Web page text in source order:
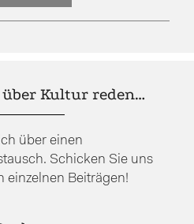
über Kultur reden…
über einen
Schicken Sie uns
einzelnen Beiträgen!